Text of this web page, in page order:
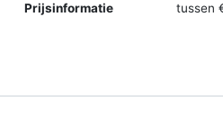
Prijsinformatie tussen